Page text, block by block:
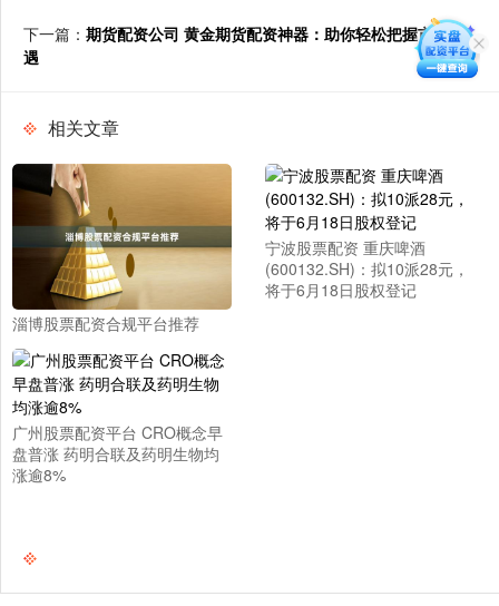
下一篇： 期货配资公司 黄金期货配资神器：助你轻松把握市场机
遇
相关文章
淄博股票配资合规平台推荐
宁波股票配资 重庆啤酒
(600132.SH)：拟10派28元，
将于6月18日股权登记
广州股票配资平台 CRO概念早
盘普涨 药明合联及药明生物均
涨逾8%